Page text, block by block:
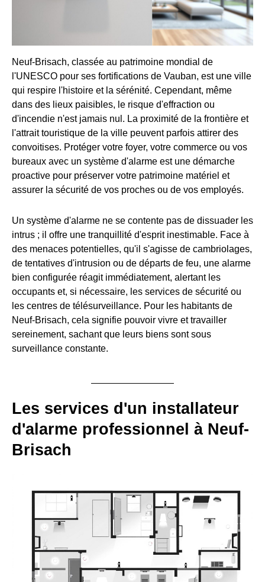
Neuf-Brisach, classée au patrimoine mondial de
l'UNESCO pour ses fortifications de Vauban, est une ville
qui respire l'histoire et la sérénité. Cependant, même
dans des lieux paisibles, le risque d'effraction ou
d'incendie n'est jamais nul. La proximité de la frontière et
l'attrait touristique de la ville peuvent parfois attirer des
convoitises. Protéger votre foyer, votre commerce ou vos
bureaux avec un système d'alarme est une démarche
proactive pour préserver votre patrimoine matériel et
assurer la sécurité de vos proches ou de vos employés.
Un système d'alarme ne se contente pas de dissuader les
intrus ; il offre une tranquillité d'esprit inestimable. Face à
des menaces potentielles, qu'il s'agisse de cambriolages,
de tentatives d'intrusion ou de départs de feu, une alarme
bien configurée réagit immédiatement, alertant les
occupants et, si nécessaire, les services de sécurité ou
les centres de télésurveillance. Pour les habitants de
Neuf-Brisach, cela signifie pouvoir vivre et travailler
sereinement, sachant que leurs biens sont sous
surveillance constante.
Les services d'un installateur
d'alarme professionnel à Neuf-
Brisach